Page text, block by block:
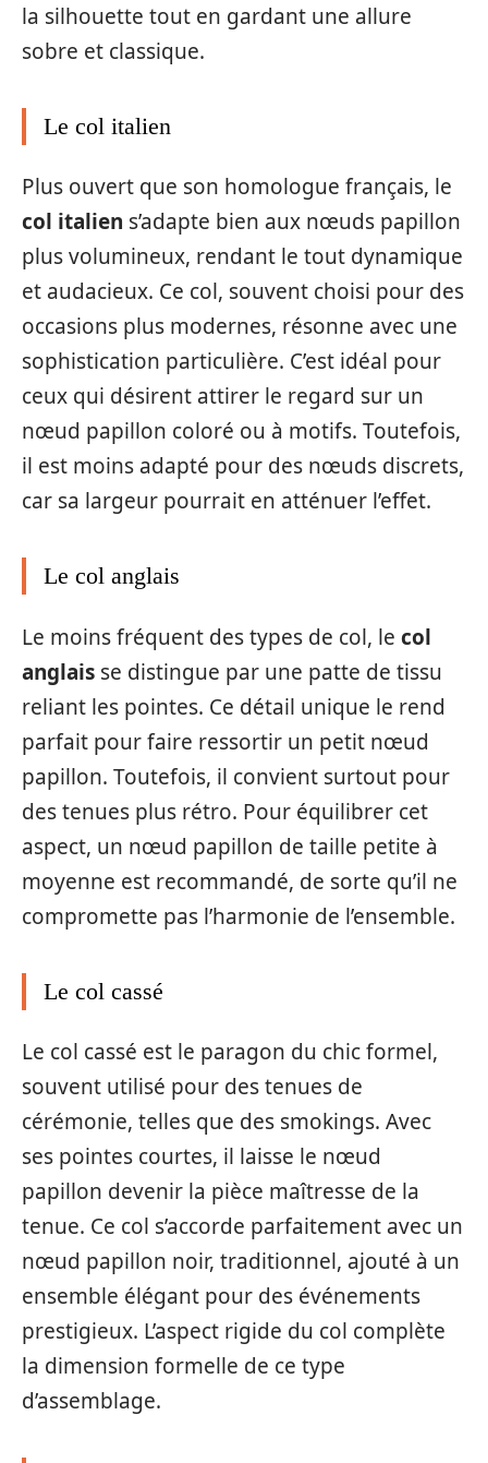
la silhouette tout en gardant une allure
sobre et classique.
Le col italien
Plus ouvert que son homologue français, le
col italien s’adapte bien aux nœuds papillon
plus volumineux, rendant le tout dynamique
et audacieux. Ce col, souvent choisi pour des
occasions plus modernes, résonne avec une
sophistication particulière. C’est idéal pour
ceux qui désirent attirer le regard sur un
nœud papillon coloré ou à motifs. Toutefois,
il est moins adapté pour des nœuds discrets,
car sa largeur pourrait en atténuer l’effet.
Le col anglais
Le moins fréquent des types de col, le col
anglais se distingue par une patte de tissu
reliant les pointes. Ce détail unique le rend
parfait pour faire ressortir un petit nœud
papillon. Toutefois, il convient surtout pour
des tenues plus rétro. Pour équilibrer cet
aspect, un nœud papillon de taille petite à
moyenne est recommandé, de sorte qu’il ne
compromette pas l’harmonie de l’ensemble.
Le col cassé
Le col cassé est le paragon du chic formel,
souvent utilisé pour des tenues de
cérémonie, telles que des smokings. Avec
ses pointes courtes, il laisse le nœud
papillon devenir la pièce maîtresse de la
tenue. Ce col s’accorde parfaitement avec un
nœud papillon noir, traditionnel, ajouté à un
ensemble élégant pour des événements
prestigieux. L’aspect rigide du col complète
la dimension formelle de ce type
d’assemblage.